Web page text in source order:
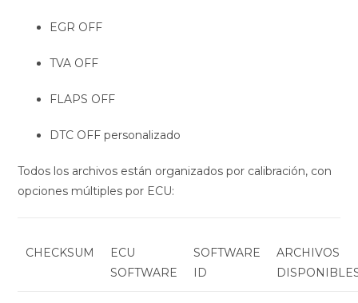
EGR OFF
TVA OFF
FLAPS OFF
DTC OFF personalizado
Todos los archivos están organizados por calibración, con
opciones múltiples por ECU:
CHECKSUM
ECU
SOFTWARE
SOFTWARE
ID
ARCHIVOS